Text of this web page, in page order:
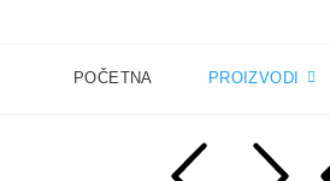
POČETNA PROIZVODI